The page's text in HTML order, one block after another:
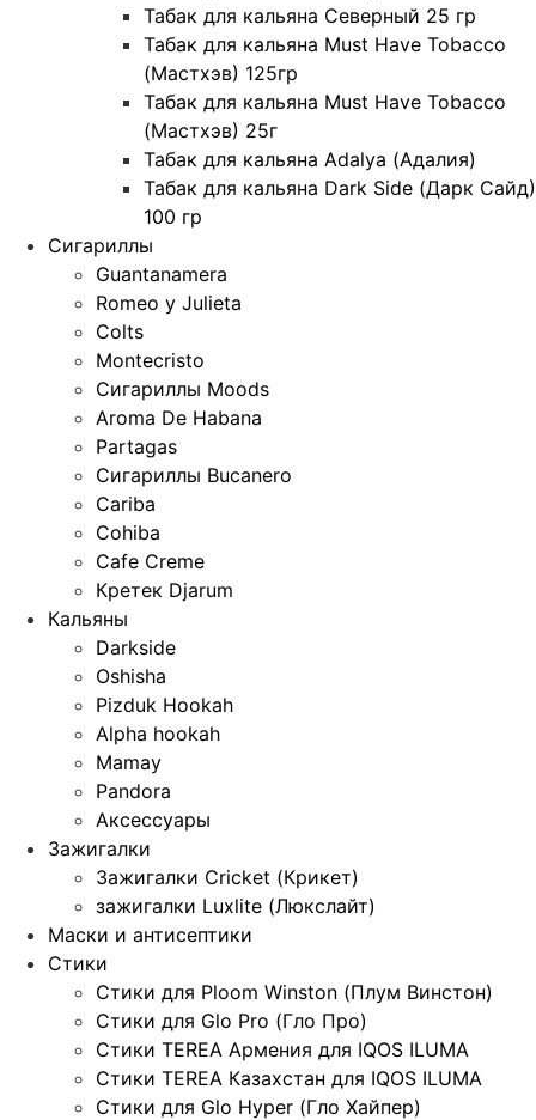
Табак для кальяна Северный 25 гр
Табак для кальяна Must Have Tobacco
(Мастхэв) 125гр
Табак для кальяна Must Have Tobacco
(Мастхэв) 25г
Табак для кальяна Adalya (Адалия)
Табак для кальяна Dark Side (Дарк Сайд)
100 гр
Сигариллы
Guantanamera
Romeo y Julieta
Colts
Montecristo
Сигариллы Moods
Aroma De Habana
Partagas
Сигариллы Bucanero
Cariba
Cohiba
Cafe Creme
Кретек Djarum
Кальяны
Darkside
Oshisha
Pizduk Hookah
Alpha hookah
Mamay
Pandora
Аксессуары
Зажигалки
Зажигалки Cricket (Крикет)
зажигалки Luxlite (Люкслайт)
Маски и антисептики
Стики
Стики для Ploom Winston (Плум Винстон)
Стики для Glo Pro (Гло Про)
Стики TEREA Армения для IQOS ILUMA
Стики TEREA Казахстан для IQOS ILUMA
Стики для Glo Hyper (Гло Хайпер)